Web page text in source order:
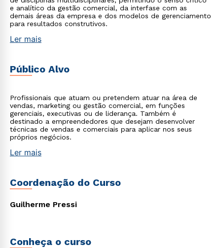
e analítico da gestão comercial, da interfase com as
demais áreas da empresa e dos modelos de gerenciamento
para resultados construtivos.
Ler mais
Público Alvo
Profissionais que atuam ou pretendem atuar na área de
vendas, marketing ou gestão comercial, em funções
gerenciais, executivas ou de liderança. Também é
destinado a empreendedores que desejam desenvolver
técnicas de vendas e comerciais para aplicar nos seus
próprios negócios.
Ler mais
Coordenação do Curso
Guilherme Pressi
Conheça o curso